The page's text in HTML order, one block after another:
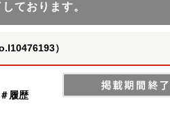
ております。
）
履歴